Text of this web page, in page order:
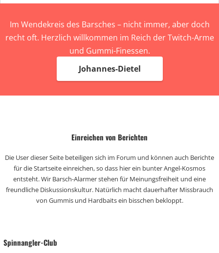
Im Wendekreis des Barsches – nicht immer, aber doch
recht oft. Herzlich willkommen im Reich der Twitch-Arme
und Gummi-Finessen.
Johannes-Dietel
Einreichen von Berichten
Die User dieser Seite beteiligen sich im Forum und können auch Berichte
für die Startseite einreichen, so dass hier ein bunter Angel-Kosmos
entsteht. Wir Barsch-Alarmer stehen für Meinungsfreiheit und eine
freundliche Diskussionskultur. Natürlich macht dauerhafter Missbrauch
von Gummis und Hardbaits ein bisschen bekloppt.
Spinnangler-Club